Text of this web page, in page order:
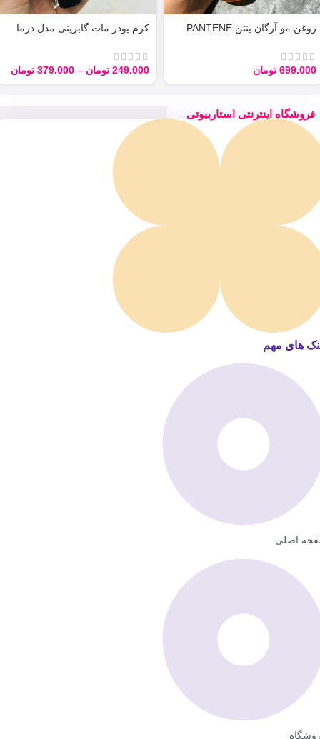
روغن مو آرگان پنتن PANTENE
699.000 تومان
کرم پودر مات گابرینی مدل درما
249.000 تومان –
379.000 تومان
فروشگاه اینترنتی استاربیوتی
های مهم
اصلی